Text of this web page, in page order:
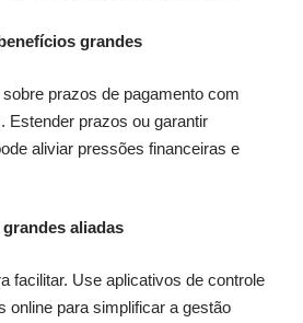
grandes
prazos de pagamento com
Estender prazos ou garantir
aliviar pressões financeiras e
aliadas
facilitar. Use aplicativos de controle
online para simplificar a gestão